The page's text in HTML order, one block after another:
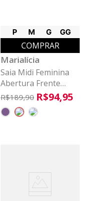
P M G GG
COMPRAR
Marialícia
Saia Midi Feminina
Abertura Frente
Marialícia Verde
R$189,90 R$94,95